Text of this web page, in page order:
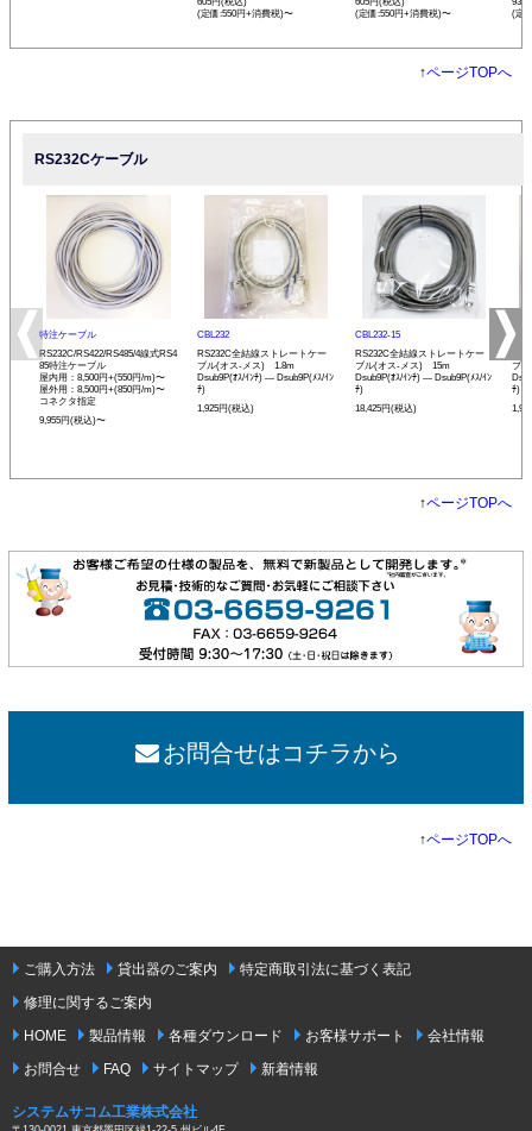
(定価:550円+消費税)〜
(定価:550円+消費税)〜
(定
↑ページTOPへ
RS232Cケーブル
特注ケーブル
RS232C/RS422/RS485/4線式RS4
85特注ケーブル
屋内用：8,500円+(550円/m)〜
屋外用：8,500円+(850円/m)〜
コネクタ指定
9,955円(税込)〜
CBL232
RS232C全結線ストレートケー
ブル(オス-メス) 1.8m
Dsub9P(ｵｽ/ｲﾝﾁ) ― Dsub9P(ﾒｽ/ｲﾝ
ﾁ)
1,925円(税込)
CBL232-15
RS232C全結線ストレートケー
ブル(オス-メス) 15m
Dsub9P(ｵｽ/ｲﾝﾁ) ― Dsub9P(ﾒｽ/ｲﾝ
ﾁ)
18,425円(税込)
ブ
ﾁ)
↑ページTOPへ
お問合せはコチラから
↑ページTOPへ
ご購入方法 貸出器のご案内
特定商取引法に基づく表記
修理に関するご案内
HOME
製品情報 各種ダウンロード お客様サポート
会社情報
お問合せ
FAQ サイトマップ 新着情報
システムサコム工業株式会社